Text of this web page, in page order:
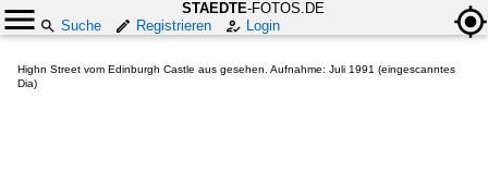
STAEDTE-FOTOS.DE
Suche
Registrieren Login
Highn Street vom Edinburgh Castle aus gesehen. Aufnahme: Juli 1991 (eingescanntes
Dia)